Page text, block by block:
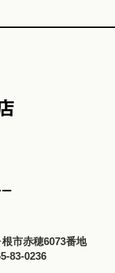
市赤穂6073番地
83-0236